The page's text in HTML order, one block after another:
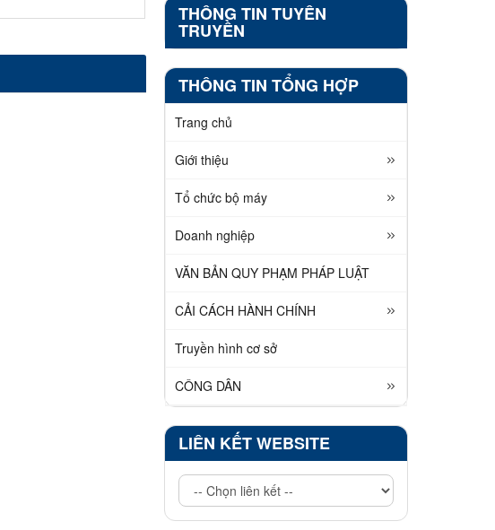
THÔNG TIN TUYÊN
TRUYỀN
THÔNG TIN TỔNG HỢP
Trang chủ
Giới thiệu
Tổ chức bộ máy
Doanh nghiệp
VĂN BẢN QUY PHẠM PHÁP LUẬT
CẢI CÁCH HÀNH CHÍNH
Truyền hình cơ sở
CÔNG DÂN
LIÊN KẾT WEBSITE